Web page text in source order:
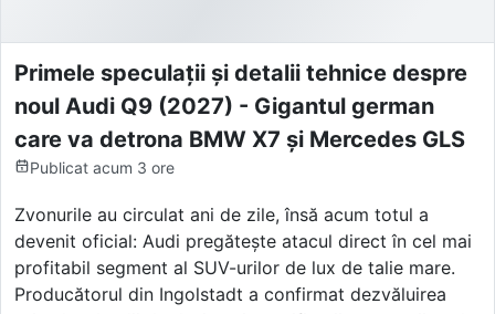
Primele speculații și detalii tehnice despre
noul Audi Q9 (2027) - Gigantul german
care va detrona BMW X7 și Mercedes GLS
Publicat acum 3 ore
Zvonurile au circulat ani de zile, însă acum totul a
devenit oficial: Audi pregătește atacul direct în cel mai
profitabil segment al SUV-urilor de lux de talie mare.
Producătorul din Ingolstadt a confirmat dezvăluirea